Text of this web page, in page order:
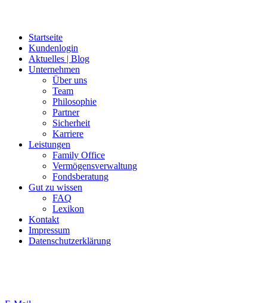
Startseite
Kundenlogin
Aktuelles | Blog
Unternehmen
Über uns
Team
Philosophie
Partner
Sicherheit
Karriere
Leistungen
Family Office
Vermögensverwaltung
Fondsberatung
Gut zu wissen
FAQ
Lexikon
Kontakt
Impressum
Datenschutzerklärung